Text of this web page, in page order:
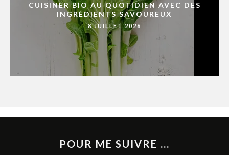
CUISINER BIO AU QUOTIDIEN AVEC DES
INGRÉDIENTS SAVOUREUX
8 JUILLET 2026
POUR ME SUIVRE ...